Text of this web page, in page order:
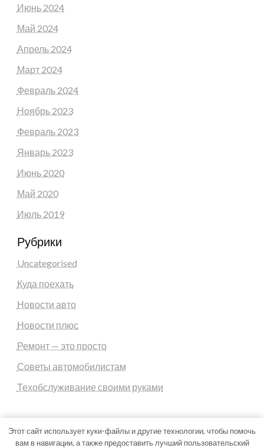
Июнь 2024
Май 2024
Апрель 2024
Март 2024
Февраль 2024
Ноябрь 2023
Февраль 2023
Январь 2023
Июнь 2020
Май 2020
Июль 2019
Рубрики
Uncategorised
Куда поехать
Новости авто
Новости плюс
Ремонт — это просто
Советы автомобилистам
Техобслуживание своими руками
Этот сайт использует куки-файлы и другие технологии, чтобы помочь
вам в навигации, а также предоставить лучший пользовательский